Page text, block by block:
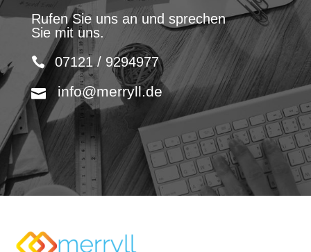
Rufen Sie uns an und sprechen
Sie mit uns.
07121 / 9294977
info@merryll.de